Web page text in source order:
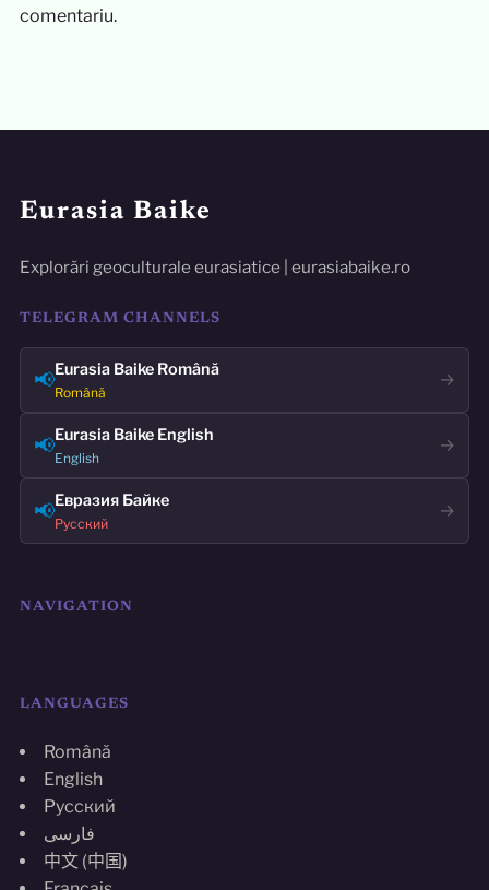
comentariu.
Eurasia Baike
Explorări geoculturale eurasiatice | eurasiabaike.ro
TELEGRAM CHANNELS
📢Eurasia Baike Română
Română
→
📢Eurasia Baike English
English
→
📢Евразия Байке
Русский
→
NAVIGATION
LANGUAGES
Română
English
Русский
فارسی
中文 (中国)